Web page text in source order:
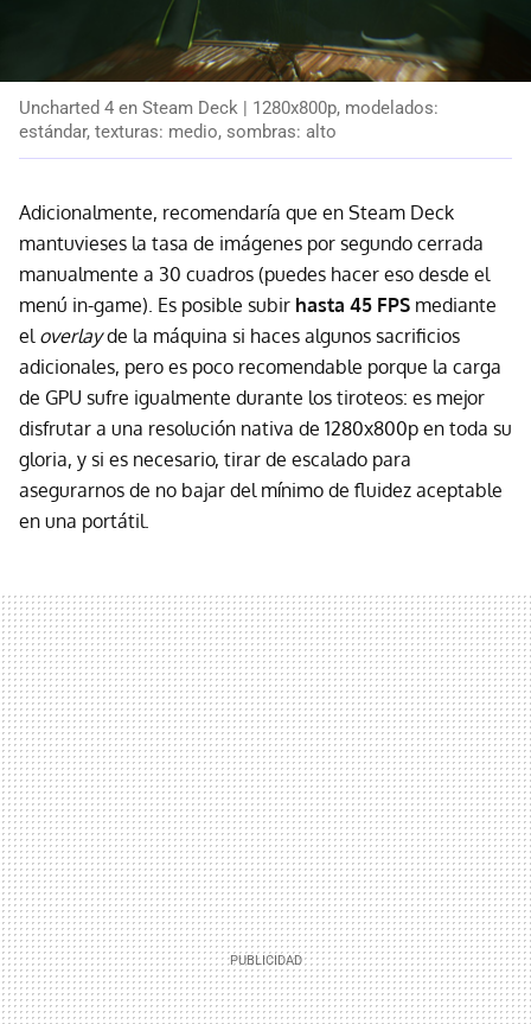
Uncharted 4 en Steam Deck | 1280x800p, modelados:
estándar, texturas: medio, sombras: alto
Adicionalmente, recomendaría que en Steam Deck
mantuvieses la tasa de imágenes por segundo cerrada
manualmente a 30 cuadros (puedes hacer eso desde el
menú in-game). Es posible subir hasta 45 FPS mediante
el overlayde la máquina si haces algunos sacrificios
adicionales, pero es poco recomendable porque la carga
de GPU sufre igualmente durante los tiroteos: es mejor
disfrutar a una resolución nativa de 1280x800p en toda su
gloria, y si es necesario, tirar de escalado para
asegurarnos de no bajar del mínimo de fluidez aceptable
en una portátil.